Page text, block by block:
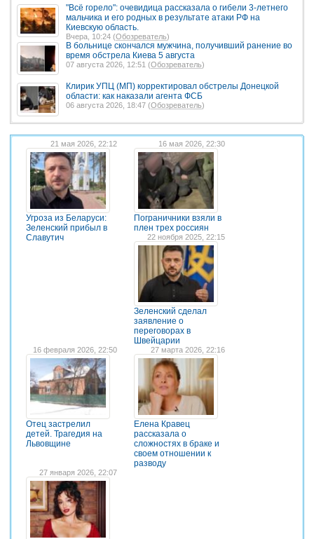
"Всё горело": очевидица рассказала о гибели 3-летнего
мальчика и его родных в результате атаки РФ на
Киевскую область.
Вчера, 10:24 (Обозреватель)
В больнице скончался мужчина, получивший ранение во
время обстрела Киева 5 августа
07 августа 2026, 12:51 (Обозреватель)
Клирик УПЦ (МП) корректировал обстрелы Донецкой
области: как наказали агента ФСБ
06 августа 2026, 18:47 (Обозреватель)
21 мая 2026, 22:12
Угроза из Беларуси:
Зеленский прибыл в
Славутич
16 мая 2026, 22:30
Пограничники взяли в
плен трех россиян
22 ноября 2025, 22:15
Зеленский сделал
заявление о
переговорах в
Швейцарии
16 февраля 2026, 22:50
Отец застрелил
детей. Трагедия на
Львовщине
27 марта 2026, 22:16
Елена Кравец
рассказала о
сложностях в браке и
своем отношении к
разводу
27 января 2026, 22:07